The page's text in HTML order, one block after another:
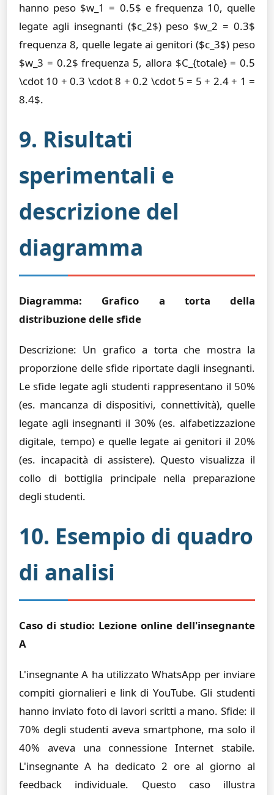
hanno peso $w_1 = 0.5$ e frequenza 10, quelle
legate agli insegnanti ($c_2$) peso $w_2 = 0.3$
frequenza 8, quelle legate ai genitori ($c_3$) peso
$w_3 = 0.2$ frequenza 5, allora $C_{totale} = 0.5
\cdot 10 + 0.3 \cdot 8 + 0.2 \cdot 5 = 5 + 2.4 + 1 =
8.4$.
9. Risultati
sperimentali e
descrizione del
diagramma
Diagramma: Grafico a torta della
distribuzione delle sfide
Descrizione: Un grafico a torta che mostra la
proporzione delle sfide riportate dagli insegnanti.
Le sfide legate agli studenti rappresentano il 50%
(es. mancanza di dispositivi, connettività), quelle
legate agli insegnanti il 30% (es. alfabetizzazione
digitale, tempo) e quelle legate ai genitori il 20%
(es. incapacità di assistere). Questo visualizza il
collo di bottiglia principale nella preparazione
degli studenti.
10. Esempio di quadro
di analisi
Caso di studio: Lezione online dell'insegnante
A
L'insegnante A ha utilizzato WhatsApp per inviare
compiti giornalieri e link di YouTube. Gli studenti
hanno inviato foto di lavori scritti a mano. Sfide: il
70% degli studenti aveva smartphone, ma solo il
40% aveva una connessione Internet stabile.
L'insegnante A ha dedicato 2 ore al giorno al
feedback individuale. Questo caso illustra